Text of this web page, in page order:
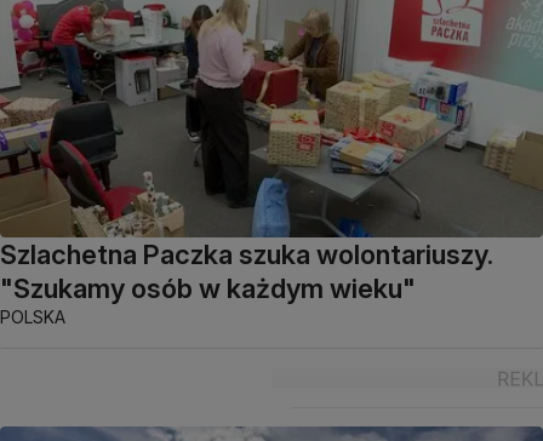
Szlachetna Paczka szuka wolontariuszy.
"Szukamy osób w każdym wieku"
POLSKA